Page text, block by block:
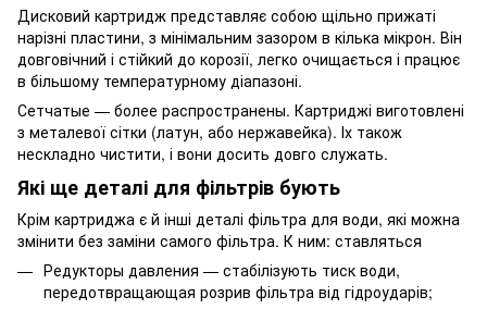
Дисковий картридж представляє собою щільно прижаті
нарізні пластини, з мінімальним зазором в кілька мікрон. Він
довговічний і стійкий до корозії, легко очищається і працює
в більшому температурному діапазоні.
Сетчатые — более распространены. Картриджі виготовлені
з металевої сітки (латун, або нержавейка). Іх також
нескладно чистити, і вони досить довго служать.
Які ще деталі для фільтрів бують
Крім картриджа є й інші деталі фільтра для води, які можна
змінити без заміни самого фільтра. К ним: ставляться
Редукторы давления — стабілізують тиск води,
передотвращающая розрив фільтра від гідроударів;